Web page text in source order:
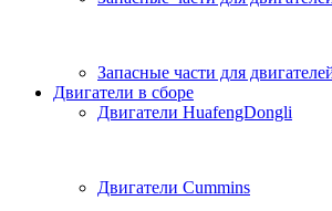
Запасные части для
Двигатели в сборе
Двигатели HuafengDongli
Двигатели Cummins